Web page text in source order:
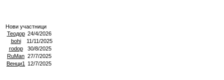
Нови участници
Теодор 24/4/2026
bohi
11/11/2025
rodop
30/8/2025
RuMan 27/7/2025
Венци1
12/7/2025